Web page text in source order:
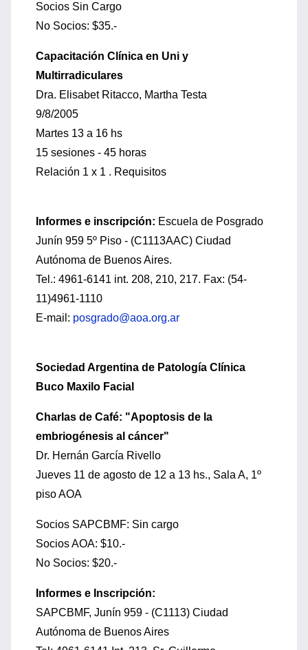
Socios Sin Cargo
No Socios: $35.-
Capacitación Clínica en Uni y
Multirradiculares
Dra. Elisabet Ritacco, Martha Testa
9/8/2005
Martes 13 a 16 hs
15 sesiones - 45 horas
Relación 1 x 1 . Requisitos
Informes e inscripción: Escuela de Posgrado
Junín 959 5º Piso - (C1113AAC) Ciudad
Autónoma de Buenos Aires.
Tel.: 4961-6141 int. 208, 210, 217. Fax: (54-
11)4961-1110
E-mail: posgrado@aoa.org.ar
Sociedad Argentina de Patología Clínica
Buco Maxilo Facial
Charlas de Café: "Apoptosis de la
embriogénesis al cáncer"
Dr. Hernán García Rivello
Jueves 11 de agosto de 12 a 13 hs., Sala A, 1º
piso AOA
Socios SAPCBMF: Sin cargo
Socios AOA: $10.-
No Socios: $20.-
Informes e Inscripción:
SAPCBMF, Junín 959 - (C1113) Ciudad
Autónoma de Buenos Aires